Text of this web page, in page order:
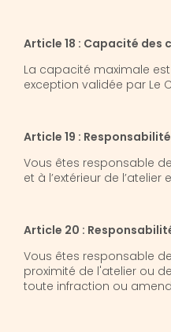
Article 18 : Capacité des
La capacité maximale
exception validée par Le
Article 19 :
Vous êtes responsable
et à l’extérieur de
Article 20 :
Vous êtes responsable
proximité de l'atelier ou
toute infraction ou